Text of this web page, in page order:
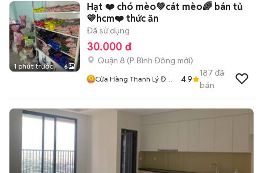
1 phút trước 6
Hạt ❤️ chó mèo💚cát mèo🌈 bán tủ
💛hcm❤️ thức ăn
Đã sử dụng
30.000 đ
Quận 8 (P. Bình Đông mới)
Cửa Hàng Thanh Lý Đồ
4.9
187 đã
bán